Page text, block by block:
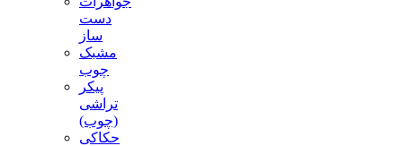
دست
ساز
مشبک
چوب
پیکر
تراشی
(چوب)
حکاکی